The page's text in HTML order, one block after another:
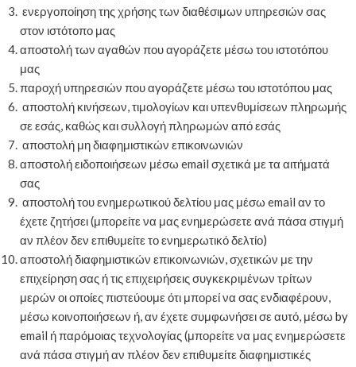
ενεργοποίηση της χρήσης των διαθέσιμων υπηρεσιών σας
στον ιστότοπο μας
αποστολή των αγαθών που αγοράζετε μέσω του ιστοτόπου
μας
παροχή υπηρεσιών που αγοράζετε μέσω του ιστοτόπου μας
αποστολή κινήσεων, τιμολογίων και υπενθυμίσεων πληρωμής
σε εσάς, καθώς και συλλογή πληρωμών από εσάς
αποστολή μη διαφημιστικών επικοινωνιών
αποστολή ειδοποιήσεων μέσω email σχετικά με τα αιτήματά
σας
αποστολή του ενημερωτικού δελτίου μας μέσω email αν το
έχετε ζητήσει (μπορείτε να μας ενημερώσετε ανά πάσα στιγμή
αν πλέον δεν επιθυμείτε το ενημερωτικό δελτίο)
αποστολή διαφημιστικών επικοινωνιών, σχετικών με την
επιχείρηση σας ή τις επιχειρήσεις συγκεκριμένων τρίτων
μερών οι οποίες πιστεύουμε ότι μπορεί να σας ενδιαφέρουν,
μέσω κοινοποιήσεων ή, αν έχετε συμφωνήσει σε αυτό, μέσω by
email ή παρόμοιας τεχνολογίας (μπορείτε να μας ενημερώσετε
ανά πάσα στιγμή αν πλέον δεν επιθυμείτε διαφημιστικές